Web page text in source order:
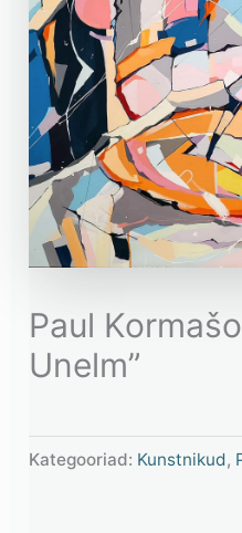
Paul
Unelm”
Kategooriad: Kunstnikud,